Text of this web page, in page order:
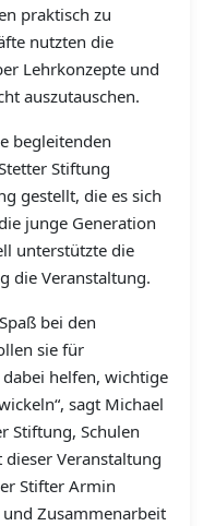
praktisch zu
nutzten die
Lehrkonzepte und
auszutauschen.
begleitenden
Stiftung
gestellt, die es sich
junge Generation
unterstützte die
die Veranstaltung.
bei den
sie für
helfen, wichtige
sagt Michael
Stiftung, Schulen
Veranstaltung
Stifter Armin
Zusammenarbeit